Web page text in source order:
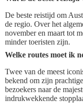
De beste reistijd om
de regio. Over het
november en maart tot
minder toeristen zijn.
Welke routes moet ik
Twee van de meest
bekend om zijn
bezoekers naar de
indrukwekkende